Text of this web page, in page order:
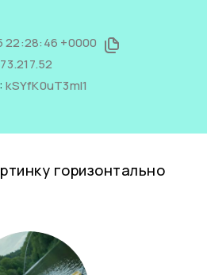
+0000
kSYfK0uT3mI1
горизонтально